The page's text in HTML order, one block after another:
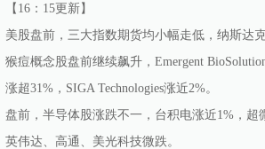
【16：15更新】
美股盘前，三大指数期货均小幅走低，纳斯达克
猴痘概念股盘前继续飙升，Emergent
涨超31%，SIGA Technologies涨近2%。
盘前，半导体股涨跌不一，台积电涨近1%，超
英伟达、高通、美光科技微跌。